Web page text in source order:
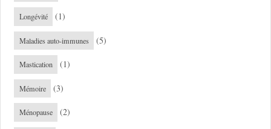
Longévité (1)
Maladies auto-immunes (5)
Mastication (1)
Mémoire (3)
Ménopause (2)